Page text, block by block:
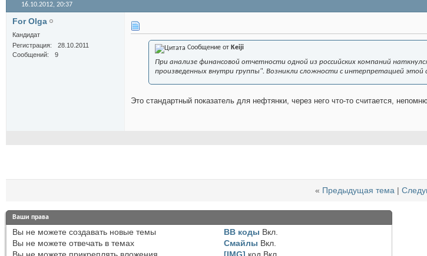
16.10.2012, 20:37
For Olga
Кандидат
Регистрация
28.10.2011
Сообщений
9
Сообщение от Keiji
При анализе финансовой отчетности одной из российских компаний
произведенных внутри группы". Возникли сложности с интерпретацией
Это стандартный показатель для нефтянки, через него что-то считается,
« Предыдущая тема|
Ваши права
Вы не можете создавать новые темы
Вы не можете отвечать в темах
BB коды Вкл.
Смайлы Вкл.